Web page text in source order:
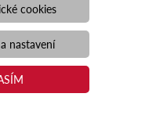
AGRI CS a. s., se sídlem
69301, IČO 26243334,
v Brně, oddíl B, vložka
koncernu AGROFERT
IČO 26185610, se sídlem
149 00 Praha 4.
cookies
nastavení